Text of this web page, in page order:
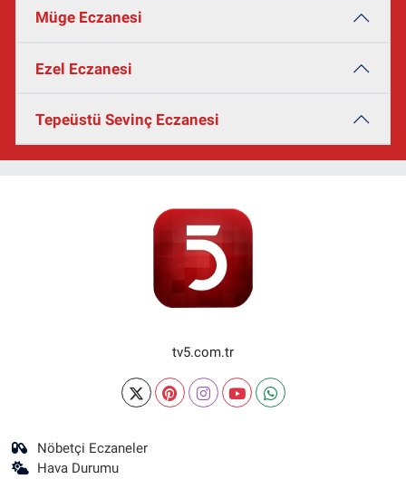
Müge Eczanesi
Ezel Eczanesi
Tepeüstü Sevinç Eczanesi
tv5.com.tr
Nöbetçi Eczaneler
Hava Durumu